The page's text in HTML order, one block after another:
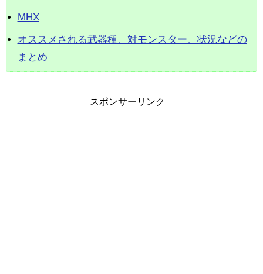
MHX
オススメされる武器種、対モンスター、状況などの
まとめ
スポンサーリンク